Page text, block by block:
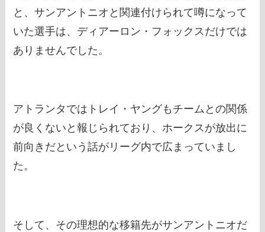
と、サンアントニオと関連付けられて噂になって
いた選手は、ディアーロン・フォックスだけでは
ありませんでした。
アトランタではトレイ・ヤングもチームとの関係
が良くないと報じられており、ホークスが放出に
前向きだという話がリーグ内で広まっていまし
た。
そして、その理想的な移籍先がサンアントニオだ